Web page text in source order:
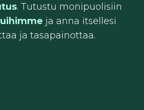
. Tutustu monipuolisiin
ja anna itsellesi
ja tasapainottaa.